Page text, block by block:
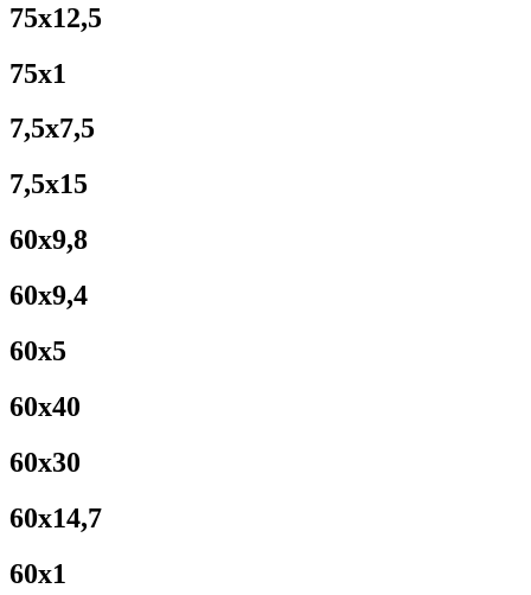
75x12,5
75x1
7,5x7,5
7,5x15
60x9,8
60x9,4
60x5
60x40
60x30
60x14,7
60x1